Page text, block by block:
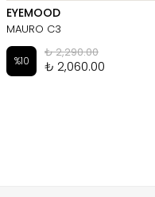
EYEMOOD
MAURO C3
%10
₺ 2,290.00
₺ 2,060.00